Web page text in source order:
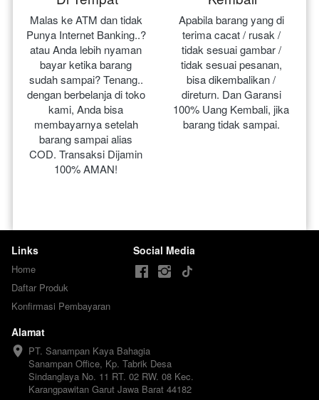
Malas ke ATM dan tidak
Punya Internet Banking..?
atau Anda lebih nyaman
bayar ketika barang
sudah sampai? Tenang..
dengan berbelanja di toko
kami, Anda bisa
membayarnya setelah
barang sampai alias
COD. Transaksi Dijamin
100% AMAN!
Apabila barang yang di
terima cacat / rusak /
tidak sesuai gambar /
tidak sesuai pesanan,
bisa dikembalikan /
direturn. Dan Garansi
100% Uang Kembali, jika
barang tidak sampai.
Links
Home
Daftar Produk
Konfirmasi Pembayaran
Social Media
Alamat
PT. Sanampan Kaya Bahagia
Sanampan Office, Kp. Tabrik Desa
Sindanglaya No. 11 RT. 02 RW. 08 Kec.
Karangpawitan Garut Jawa Barat 44182